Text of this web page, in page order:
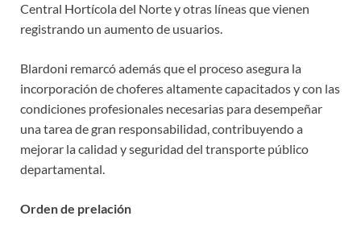
Central Hortícola del Norte y otras líneas que vienen
registrando un aumento de usuarios.
Blardoni remarcó además que el proceso asegura la
incorporación de choferes altamente capacitados y con las
condiciones profesionales necesarias para desempeñar
una tarea de gran responsabilidad, contribuyendo a
mejorar la calidad y seguridad del transporte público
departamental.
Orden de prelación